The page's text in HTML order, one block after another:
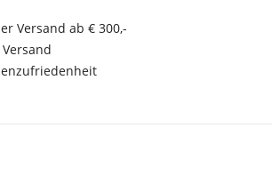
Versand ab € 300,-